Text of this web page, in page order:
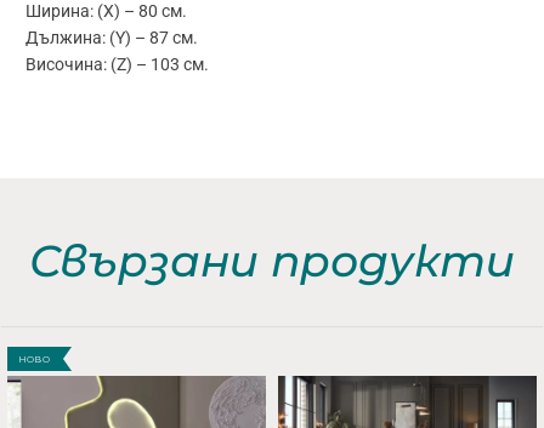
Ширина: (X) – 80 см.
Дължина: (Y) – 87 см.
Височина: (Z) – 103 см.
Свързани продукти
НОВО